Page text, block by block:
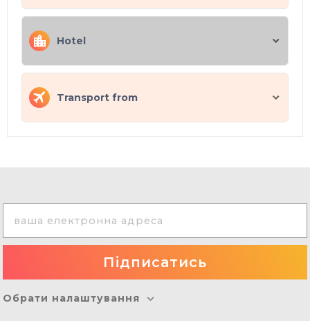
Hotel
Transport from
Обрати налаштування